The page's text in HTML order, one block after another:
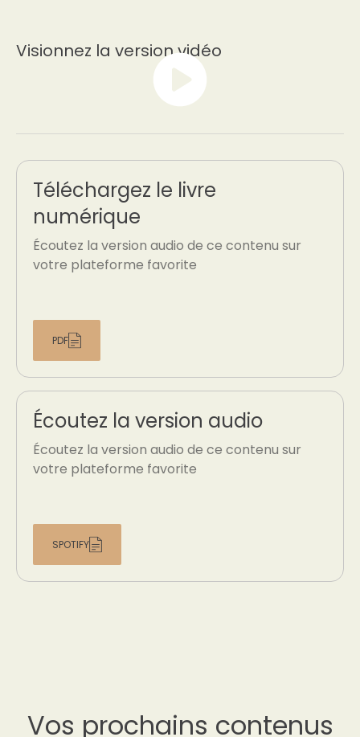
Visionnez la version vidéo
Téléchargez le livre
numérique
Écoutez la version audio de ce contenu sur
votre plateforme favorite
PDF
Écoutez la version audio
Écoutez la version audio de ce contenu sur
votre plateforme favorite
SPOTIFY
Vos prochains contenus